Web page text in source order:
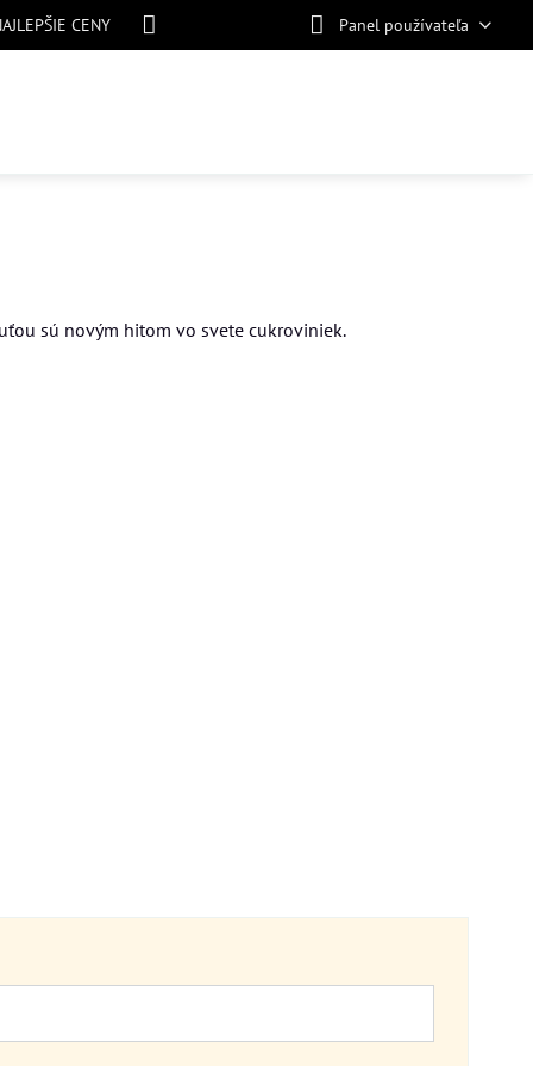
CENY Panel používateľa
sú novým hitom vo svete cukroviniek.